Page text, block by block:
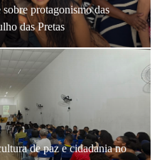
protagonismo das
das Pretas
de paz e cidadania no